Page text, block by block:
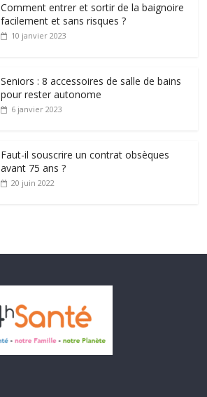
Comment entrer et sortir de la baignoire
facilement et sans risques ?
10 janvier 2023
Seniors : 8 accessoires de salle de bains
pour rester autonome
6 janvier 2023
Faut-il souscrire un contrat obsèques
avant 75 ans ?
20 juin 2022